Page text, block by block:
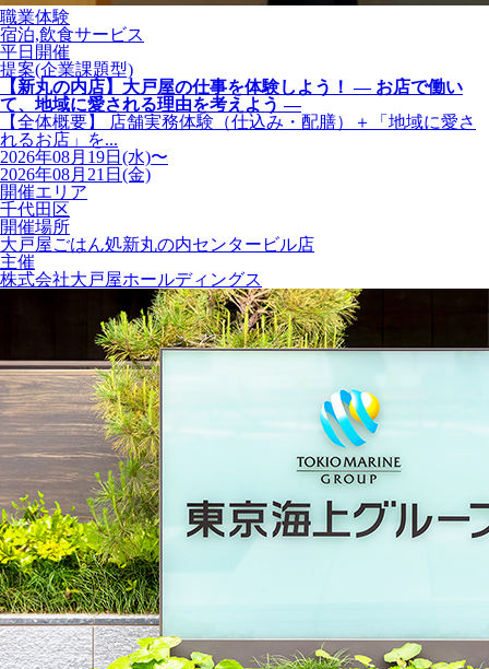
職業体験
宿泊,飲食サービス
平日開催
提案(企業課題型)
【新丸の内店】大戸屋の仕事を体験しよう！ ― お店で働い
て、地域に愛される理由を考えよう ―
【全体概要】 店舗実務体験（仕込み・配膳）＋「地域に愛さ
れるお店」を...
2026年08月19日(水)〜
2026年08月21日(金)
開催エリア
千代田区
開催場所
大戸屋ごはん処新丸の内センタービル店
主催
株式会社大戸屋ホールディングス